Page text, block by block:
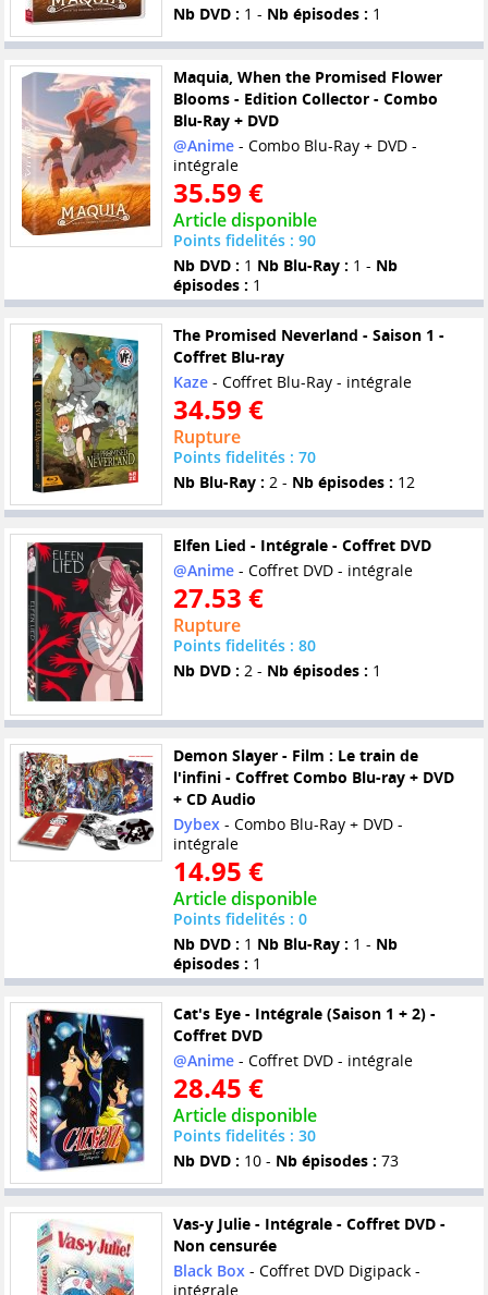
Nb DVD : 1 - Nb épisodes : 1
Maquia, When the Promised Flower
Blooms - Edition Collector - Combo
Blu-Ray + DVD
@Anime- Combo Blu-Ray + DVD -
intégrale
35.59 €
Article disponible
Points fidelités : 90
Nb DVD : 1 Nb Blu-Ray : 1 - Nb
épisodes : 1
The Promised Neverland - Saison 1 -
Coffret Blu-ray
Kaze- Coffret Blu-Ray - intégrale
34.59 €
Rupture
Points fidelités : 70
Nb Blu-Ray : 2 - Nb épisodes : 12
Elfen Lied - Intégrale - Coffret DVD
@Anime- Coffret DVD - intégrale
27.53 €
Rupture
Points fidelités : 80
Nb DVD : 2 - Nb épisodes : 1
Demon Slayer - Film : Le train de
l'infini - Coffret Combo Blu-ray + DVD
+ CD Audio
Dybex - Combo Blu-Ray + DVD -
intégrale
14.95 €
Article disponible
Points fidelités : 0
Nb DVD : 1 Nb Blu-Ray : 1 - Nb
épisodes : 1
Cat's Eye - Intégrale (Saison 1 + 2) -
Coffret DVD
@Anime- Coffret DVD - intégrale
28.45 €
Article disponible
Points fidelités : 30
Nb DVD : 10 - Nb épisodes : 73
Vas-y Julie - Intégrale - Coffret DVD -
Non censurée
Black Box - Coffret DVD Digipack -
intégrale